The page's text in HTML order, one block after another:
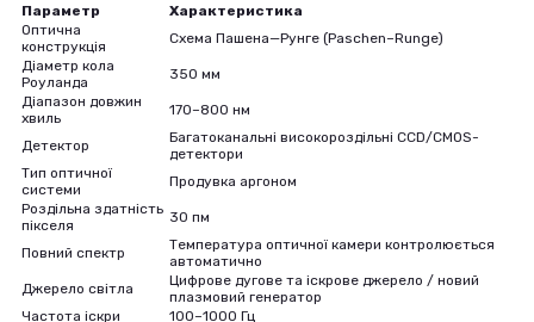
Параметр
Характеристика
Оптична
конструкція
Схема Пашена—Рунге (Paschen–Runge)
Діаметр кола
Роуланда
350 мм
Діапазон довжин
хвиль
170–800 нм
Детектор
Багатоканальні високороздільні CCD/CMOS-
детектори
Тип оптичної
системи
Продувка аргоном
Роздільна здатність
пікселя
30 пм
Повний спектр
Температура оптичної камери контролюється
автоматично
Джерело світла
Цифрове дугове та іскрове джерело / новий
плазмовий генератор
Частота іскри
100–1000 Гц